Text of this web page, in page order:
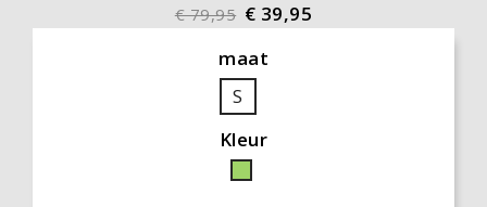
€ 79,95 € 39,95
maat
S
Kleur
Groen